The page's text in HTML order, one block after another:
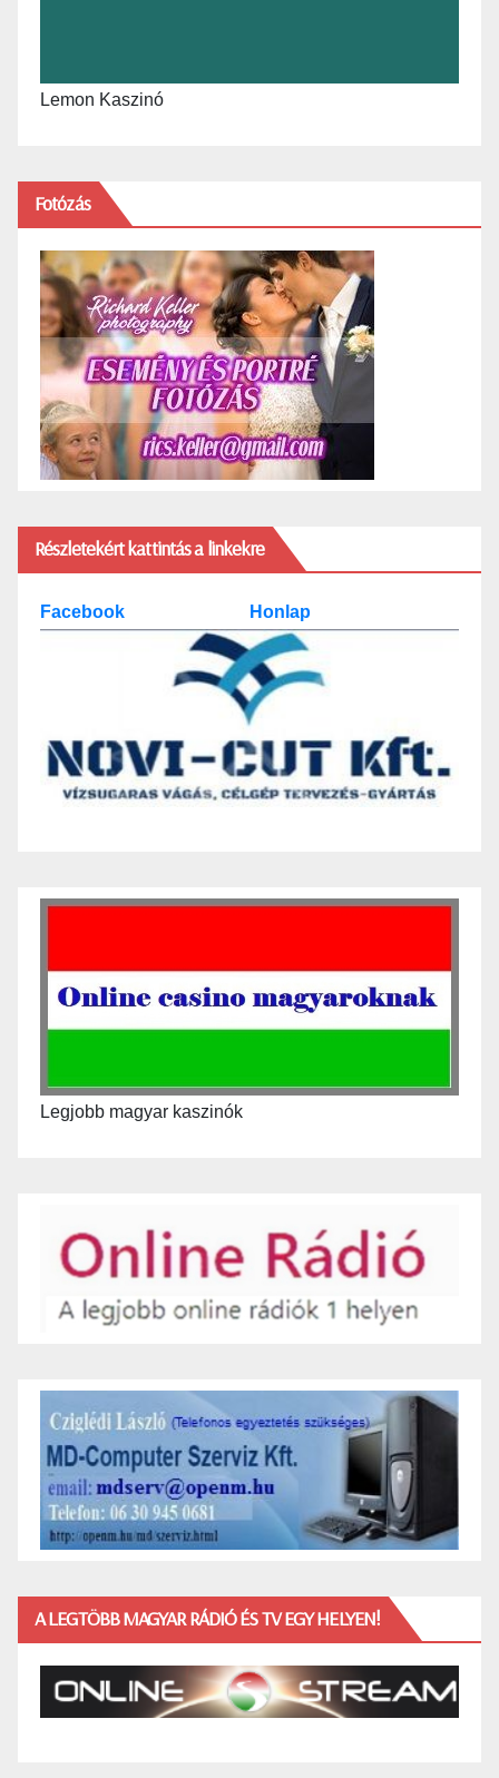
Lemon Kaszinó
Fotózás
Részletekért kattintás a linkekre
Facebook Honlap
Legjobb magyar kaszinók
A LEGTÖBB MAGYAR RÁDIÓ ÉS TV EGY HELYEN!